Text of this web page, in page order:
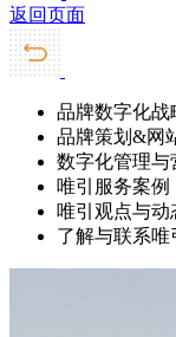
返回页面
品牌数字化战
品牌策划&网
数字化管理与
唯引服务案例
唯引观点与动
了解与联系唯